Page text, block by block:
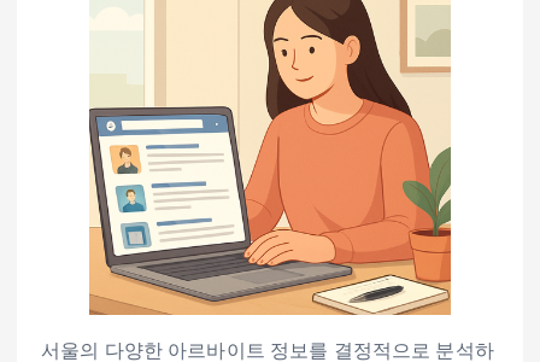
서울의 다양한 아르바이트 정보를 결정적으로 분석하